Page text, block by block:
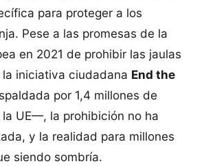
para proteger a los
Pese a las promesas de la
en 2021 de prohibir las jaulas
iniciativa ciudadana End the
por 1,4 millones de
UE—, la prohibición no ha
y la realidad para millones
siendo sombría.